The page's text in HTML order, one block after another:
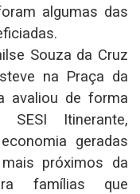
algumas das
Souza da Cruz
na Praça da
avaliou de forma
Itinerante,
geradas
próximos da
famílias que